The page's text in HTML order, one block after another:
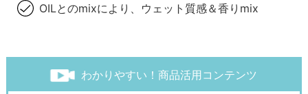
OILとのmixにより、ウェット質感＆香りmix
わかりやすい！商品活用コンテンツ